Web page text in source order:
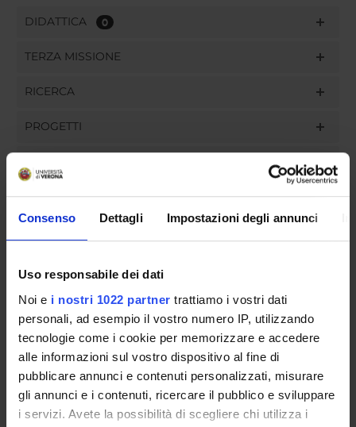
Consenso Dettagli Impostazioni degli annunci
Uso responsabile dei dati
Noi e i nostri 1022 partner trattiamo i vostri dati
personali, ad esempio il vostro numero IP, utilizzando
tecnologie come i cookie per memorizzare e accedere
alle informazioni sul vostro dispositivo al fine di
pubblicare annunci e contenuti personalizzati, misurare
gli annunci e i contenuti, ricercare il pubblico e sviluppare
i servizi. Avete la possibilità di scegliere chi utilizza i
DIDATTICA 0
TERZA MISSIONE
RICERCA
PROGETTI
GOVERNANCE
COMMISSIONI
UFFICI E STRUTTURE DI SERVIZIO
SERVIZI DI SEGRETERIA STUDENTI